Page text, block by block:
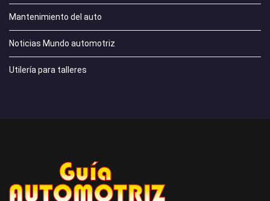
Mantenimiento del auto
Noticias Mundo automotriz
Utilería para talleres